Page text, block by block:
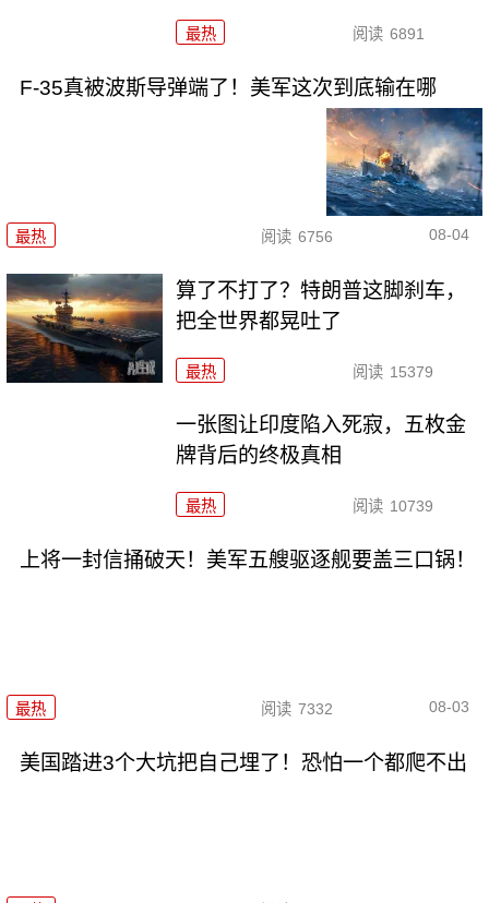
最热 阅读 6891
F-35真被波斯导弹端了！美军这次到底输在哪
最热 阅读 6756 08-04
算了不打了？特朗普这脚刹车，
把全世界都晃吐了
最热 阅读 15379
一张图让印度陷入死寂，五枚金
牌背后的终极真相
最热 阅读 10739
上将一封信捅破天！美军五艘驱逐舰要盖三口锅！
最热 阅读 7332 08-03
美国踏进3个大坑把自己埋了！恐怕一个都爬不出